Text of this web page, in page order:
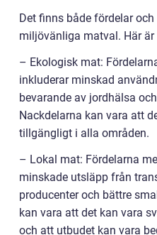
Det finns både fördelar
miljövänliga matval. Här är
– Ekologisk mat:
inkluderar minskad
bevarande av jordhälsa
Nackdelarna kan vara att
tillgängligt i alla områden.
– Lokal mat: Fördelarna
minskade utsläpp från
producenter och bättre
kan vara att det kan vara
och att utbudet kan vara